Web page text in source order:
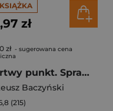
KSIĄŻKA
zł
zł - sugerowana cena
Martwy punkt. Sprawa zabójstwa Iwony Cygan
Baczyński
(215)